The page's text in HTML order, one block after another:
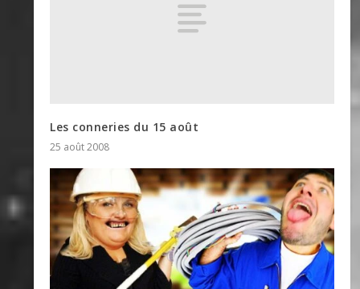
Les conneries du 15 août
25 août 2008